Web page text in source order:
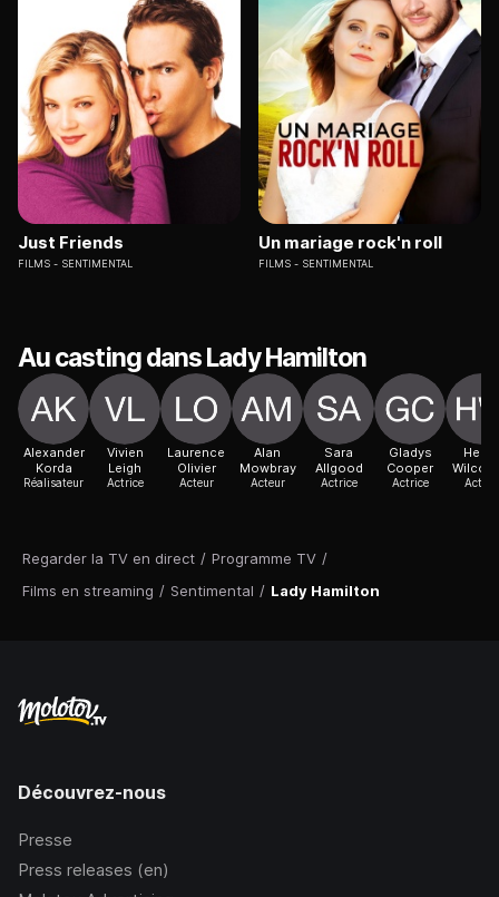
Regarder la TV en direct / Programme TV /
Films en streaming / Sentimental / Lady Hamilton
Just Friends
FILMS SENTIMENTAL
Un mariage rock'n roll
FILMS SENTIMENTAL
Au casting dans Lady Hamilton
Alexander
Korda
Réalisateur
Vivien
Leigh
Actrice
Laurence
Olivier
Acteur
Alan
Mowbray
Acteur
Sara
Allgood
Actrice
Gladys
Cooper
Actrice
Henry
Acteur
Découvrez-nous
Presse
Press releases (en)